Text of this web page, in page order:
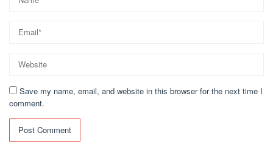
Save my name, email, and website in this browser for the next time I
comment.